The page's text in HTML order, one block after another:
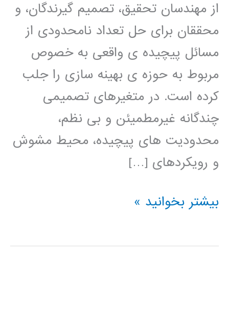
از مهندسان تحقیق، تصمیم گیرندگان، و
محققان برای حل تعداد نامحدودی از
مسائل پیچیده ی واقعی به خصوص
مربوط به حوزه ی بهینه سازی را جلب
کرده است. در متغیرهای تصمیمی
چندگانه غیرمطمیئن و بی نظم،
محدودیت های پیچیده، محیط مشوش
و رویکردهای […]
کتاب
هوش
بیشتر بخوانید »